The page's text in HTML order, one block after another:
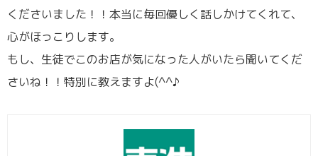
くださいました！！本当に毎回優しく話しかけてくれて、
心がほっこりします。
もし、生徒でこのお店が気になった人がいたら聞いてくだ
さいね！！特別に教えますよ(^^♪